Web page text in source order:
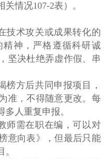
情况107-2表）。
技术攻关或成果转化的
神，严格遵循科研诚
坚决杜绝弄虚作假、串
榜方后共同申报项目，
准，不得随意更改。每
人重复申报。
师需在职在编，可以对
意向表》，但最后只能